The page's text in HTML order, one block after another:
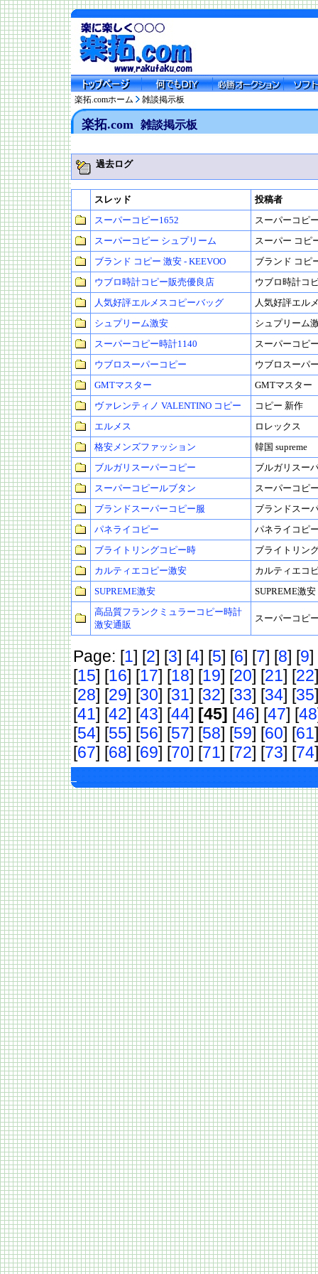
楽拓.comホーム 雑談掲示板
楽拓.com 雑談掲示板
過去ログ
スレッド
投稿者
スーパーコピー1652
スーパーコピ
スーパーコピー シュプリーム
スーパー コピ
ブランド コピー 激安 - KEEVOO
ブランド コピ
ウブロ時計コピー販売優良店
ウブロ時計コ
人気好評エルメスコピーバッグ
人気好評エル
シュプリーム激安
シュプリーム
スーパーコピー時計1140
スーパーコピ
ウブロスーパーコピー
ウブロスーパ
GMTマスター
GMTマスター
ヴァレンティノ VALENTINO コピー
コピー 新作
エルメス
ロレックス
格安メンズファッション
韓国 supreme
ブルガリスーパーコピー
ブルガリスー
スーパーコピールブタン
スーパーコピ
ブランドスーパーコピー服
ブランドスー
パネライコピー
パネライコピ
ブライトリングコピー時
ブライトリン
カルティエコピー激安
カルティエコ
SUPREME激安
SUPREME激安
高品質フランクミュラーコピー時計
激安通販
スーパーコピ
Page: [1] [2] [3] [4] [5] [6] [7] [8] [9]
[15] [16] [17] [18] [19] [20] [21] [22
[28] [29] [30] [31] [32] [33] [34] [35
[41] [42] [43] [44] [45] [46] [47] [48
[54] [55] [56] [57] [58] [59] [60] [61
[67] [68] [69] [70] [71] [72] [73] [74]